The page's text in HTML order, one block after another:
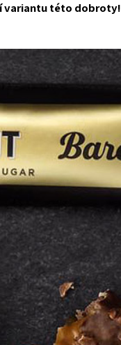
variantu této dobroty!